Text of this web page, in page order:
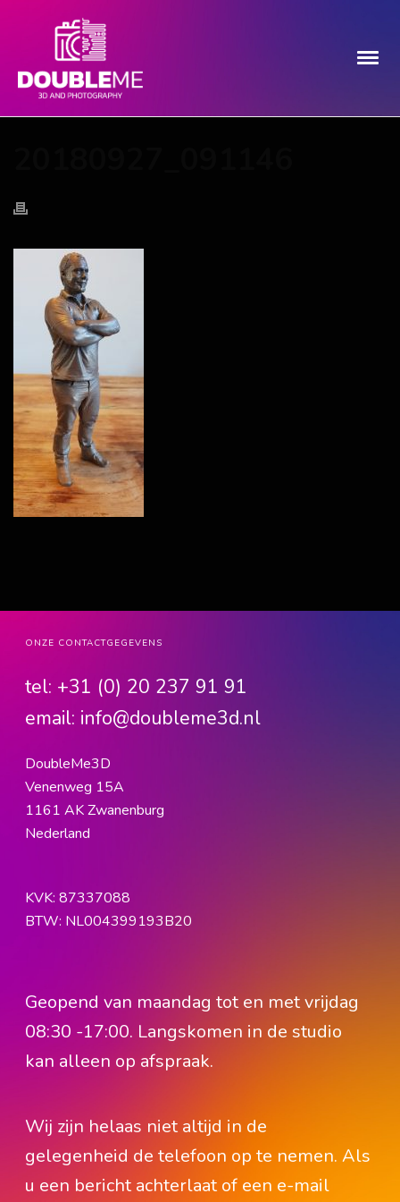
ONZE CONTACTGEGEVENS
tel: +31 (0) 20 237 91 91
email: info@doubleme3d.nl
DoubleMe3D
Venenweg 15A
1161 AK Zwanenburg
Nederland
KVK: 87337088
BTW: NL004399193B20
Geopend van maandag tot en met vrijdag
08:30 -17:00. Langskomen in de studio
kan alleen op afspraak.
Wij zijn helaas niet altijd in de
gelegenheid de telefoon op te nemen. Als
u een bericht achterlaat of een e-mail